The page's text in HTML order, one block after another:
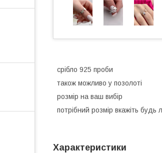
срібло 925 проби
також можливо у позолоті
розмір на ваш вибір
потрібний розмір вкажіть
Характеристики